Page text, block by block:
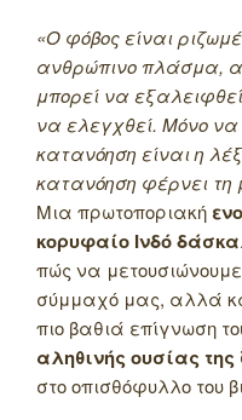
«Ο φόβος είναι
ανθρώπινο πλάσμα,
μπορεί να
να ελεγχθεί. Μόνο
κατανόηση είναι η
κατανόηση φέρνει τη
Μια πρωτοποριακή
κορυφαίο Ινδό
πώς να
σύμμαχό μας, αλλά
πιο βαθιά επίγνωση
αληθινής ουσίας της
στο οπισθόφυλλο του